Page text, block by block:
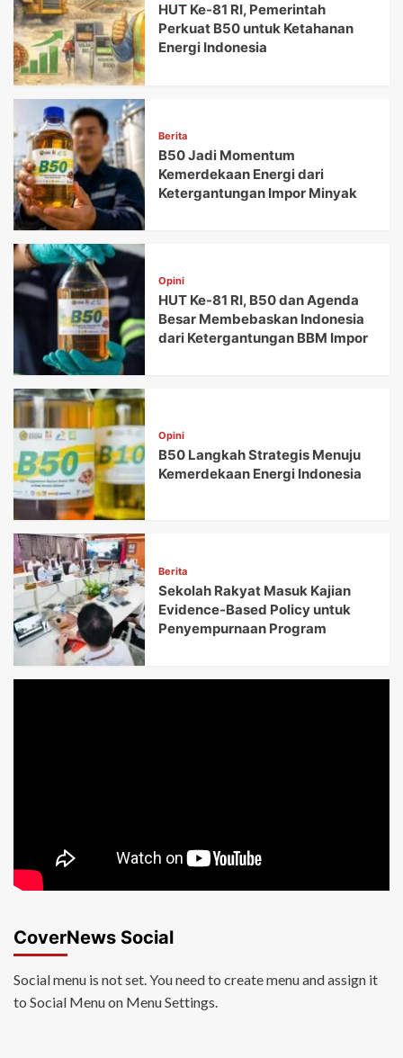
HUT Ke-81 RI, Pemerintah
Perkuat B50 untuk Ketahanan
Energi Indonesia
Berita
B50 Jadi Momentum
Kemerdekaan Energi dari
Ketergantungan Impor Minyak
Opini
HUT Ke-81 RI, B50 dan Agenda
Besar Membebaskan Indonesia
dari Ketergantungan BBM Impor
Opini
B50 Langkah Strategis Menuju
Kemerdekaan Energi Indonesia
Berita
Sekolah Rakyat Masuk Kajian
Evidence-Based Policy untuk
Penyempurnaan Program
CoverNews Social
Social menu is not set. You need to create menu and assign it
to Social Menu on Menu Settings.